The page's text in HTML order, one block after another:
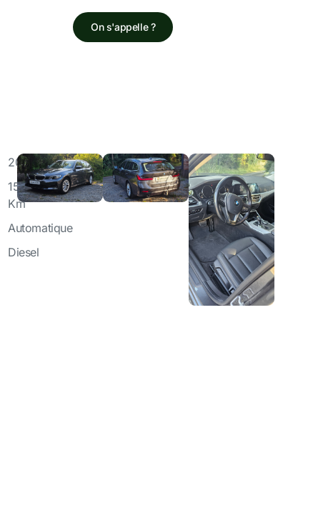
On s'appelle ?
2020
153000
Km
Automatique
Diesel